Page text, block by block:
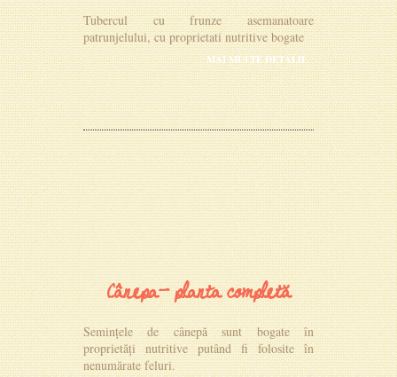
Tubercul cu frunze asemanatoare
patrunjelului, cu proprietati nutritive bogate
MAI MULTE DETALII
Cânepa- planta completă
Semințele de cânepă sunt bogate în
proprietăți nutritive putând fi folosite în
nenumărate feluri.